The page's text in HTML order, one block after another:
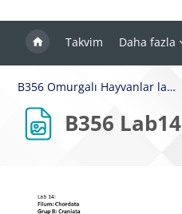
Takvim Daha fazla
B356 Omurgalı Hayvanlar laboratuarı
B356 Lab14